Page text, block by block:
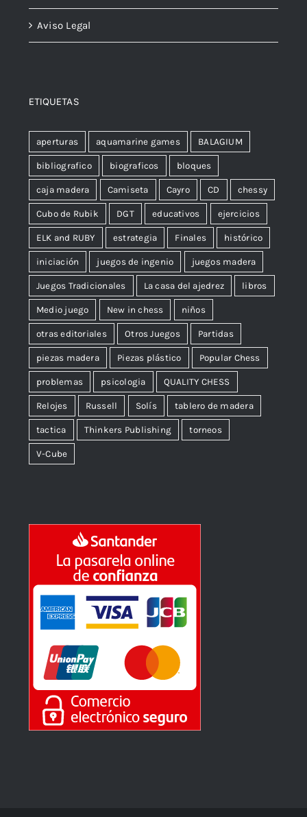
Aviso Legal
ETIQUETAS
aperturas aquamarine games BALAGIUM
bibliografico biograficos bloques
caja madera Camiseta Cayro CD chessy
Cubo de Rubik DGT educativos ejercicios
ELK and RUBY estrategia Finales histórico
iniciación juegos de ingenio juegos madera
Juegos Tradicionales La casa del ajedrez libros
Medio juego New in chess niños
otras editoriales Otros Juegos Partidas
piezas madera Piezas plástico Popular Chess
problemas psicologia QUALITY CHESS
Relojes Russell Solís tablero de madera
tactica Thinkers Publishing torneos
V-Cube